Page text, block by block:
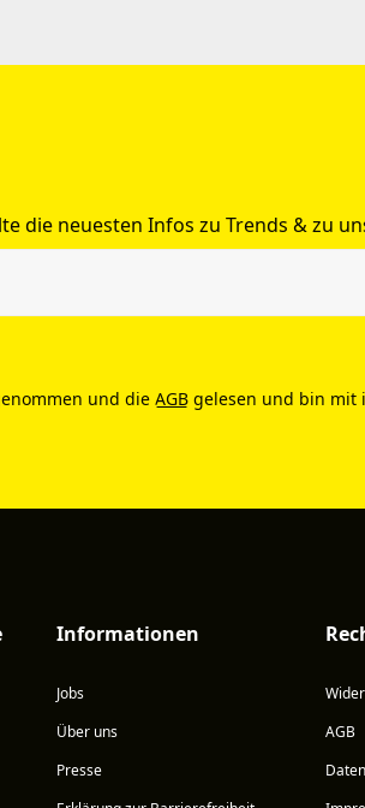
die neuesten Infos zu Trends & zu
und die AGB gelesen und bin mit
Informationen
Jobs
Über uns
Presse
AGB